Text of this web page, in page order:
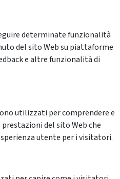
determinate funzionalità
del sito Web su piattaforme
e altre funzionalità di
utilizzati per comprendere e
del sito Web che
utente per i visitatori.